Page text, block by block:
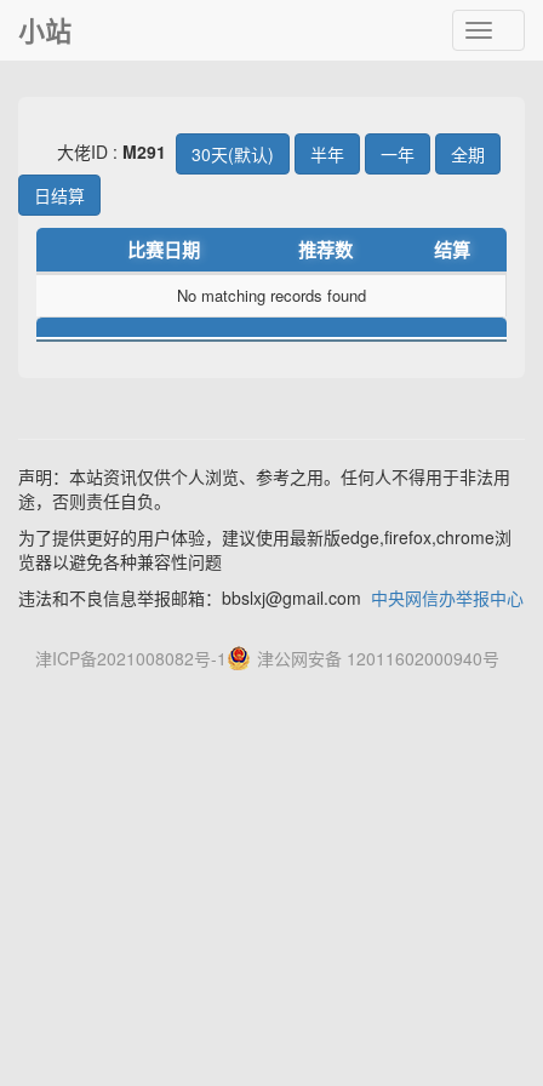
Toggle
小站
大佬ID : M291 30天(默认) 半年 一年
全期
日结算
比赛日期 推荐数 结算
No matching records found
声明：本站资讯仅供个人浏览、参考之用。任何人不得用于非法用
途，否则责任自负。
为了提供更好的用户体验，建议使用最新版edge,firefox,chrome浏
览器以避免各种兼容性问题
违法和不良信息举报邮箱：bbslxj@gmail.com 中央网信办举报中心
津公网安备 12011602000940号
津ICP备2021008082号-1